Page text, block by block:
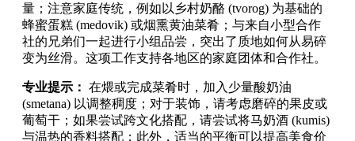
量；注意家庭传统，例如以乡村奶酪 (tvorog) 为基础的
蜂蜜蛋糕 (medovik) 或烟熏黄油菜肴；与来自小型合作
社的兄弟们一起进行小组品尝，突出了质地如何从易碎
变为丝滑。这项工作支持各地区的家庭团体和合作社。
专业提示： 在煨或完成菜肴时，加入少量酸奶油
(smetana) 以调整稠度；对于装饰，请考虑磨碎的果皮或
葡萄干；如果尝试跨文化搭配，请尝试将马奶酒 (kumis)
与温热的香料搭配；此外，适当的平衡可以提高美食价